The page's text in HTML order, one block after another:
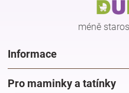
méně
Informace
Pro maminky a tatínky